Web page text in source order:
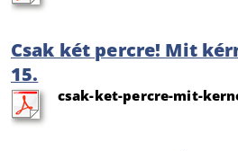
Csak két percre! Mit
15.
csak-ket-percre-mit-